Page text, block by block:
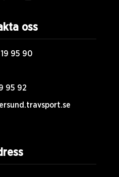
oss
95 90
95 92